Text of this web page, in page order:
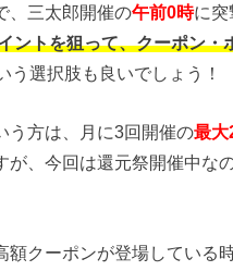
、三太郎開催の午前0時に突
ントを狙って、クーポン
う選択肢も良いでしょう！
う方は、月に3回開催の最大
が、今回は還元祭開催中な
額クーポンが登場している